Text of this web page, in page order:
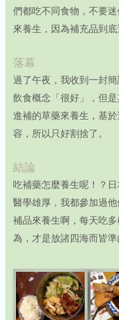
們都吃不同食物，不要
來養生，因為補充品到底
落幕
過了午夜，我收到一封
飲食概念「很好」，但
進補的草藥來養生，基
容，所以只好割捨了。
結論
吃補藥怎麼養生呢！？
醫學雄厚，我都參加過
補品來養生啊，每天吃
為，才是放諸四海而皆準